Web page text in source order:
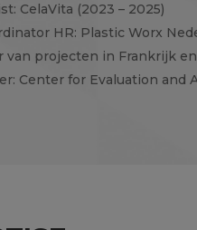
CelaVita (2023 – 2025)
HR: Plastic Worx
van projecten in Frankrijk
Center for Evaluation and